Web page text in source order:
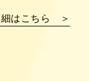
細はこちら ＞